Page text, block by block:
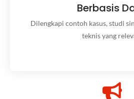
Berbasis
Dilengkapi contoh kasus, studi
teknis yang
Dilengkapi contoh kasus, studi
teknis yang